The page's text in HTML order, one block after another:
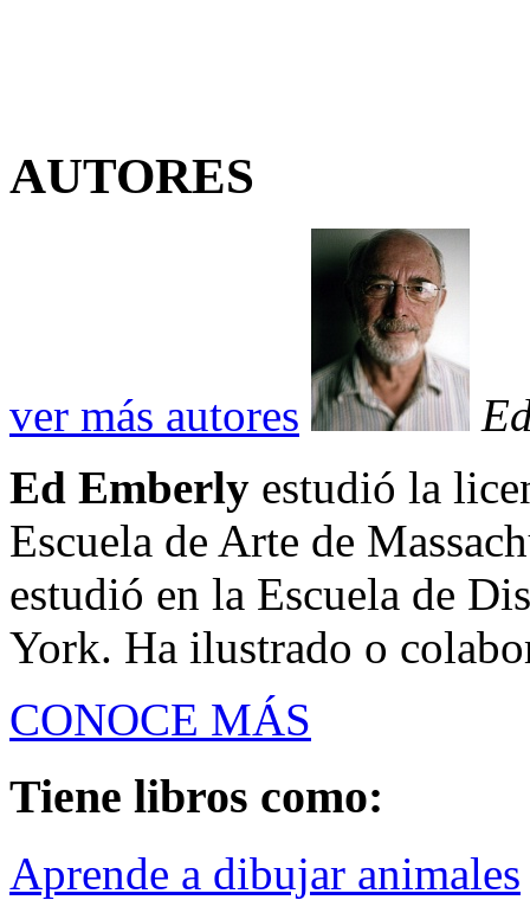
AUTORES
ver más autores
Ed Emberly estudió la
Escuela de Arte de
estudió en la Escuela de
York. Ha ilustrado o
CONOCE MÁS
Tiene libros como:
Aprende a dibujar animales